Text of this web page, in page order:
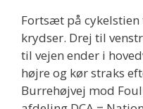
Fortsæt på cykelstien
krydser. Drej til
til vejen ender i
højre og kør straks
Burrehøjvej mod